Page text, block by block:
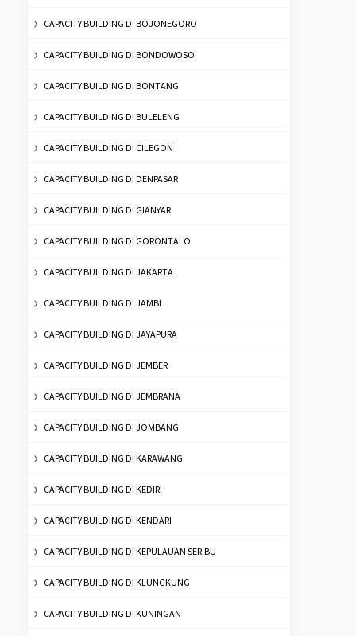
CAPACITY BUILDING DI BOJONEGORO
CAPACITY BUILDING DI BONDOWOSO
CAPACITY BUILDING DI BONTANG
CAPACITY BUILDING DI BULELENG
CAPACITY BUILDING DI CILEGON
CAPACITY BUILDING DI DENPASAR
CAPACITY BUILDING DI GIANYAR
CAPACITY BUILDING DI GORONTALO
CAPACITY BUILDING DI JAKARTA
CAPACITY BUILDING DI JAMBI
CAPACITY BUILDING DI JAYAPURA
CAPACITY BUILDING DI JEMBER
CAPACITY BUILDING DI JEMBRANA
CAPACITY BUILDING DI JOMBANG
CAPACITY BUILDING DI KARAWANG
CAPACITY BUILDING DI KEDIRI
CAPACITY BUILDING DI KENDARI
CAPACITY BUILDING DI KEPULAUAN SERIBU
CAPACITY BUILDING DI KLUNGKUNG
CAPACITY BUILDING DI KUNINGAN